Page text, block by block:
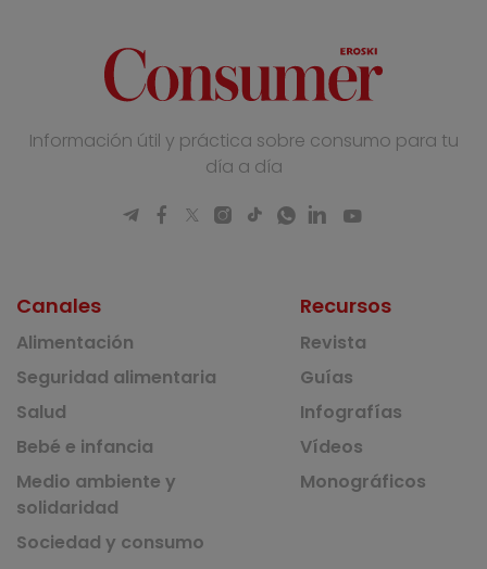
Información útil y práctica sobre consumo para tu
día a día
Canales
Alimentación
Seguridad alimentaria
Salud
Bebé e infancia
Medio ambiente y
solidaridad
Sociedad y consumo
Recursos
Revista
Guías
Infografías
Vídeos
Monográficos